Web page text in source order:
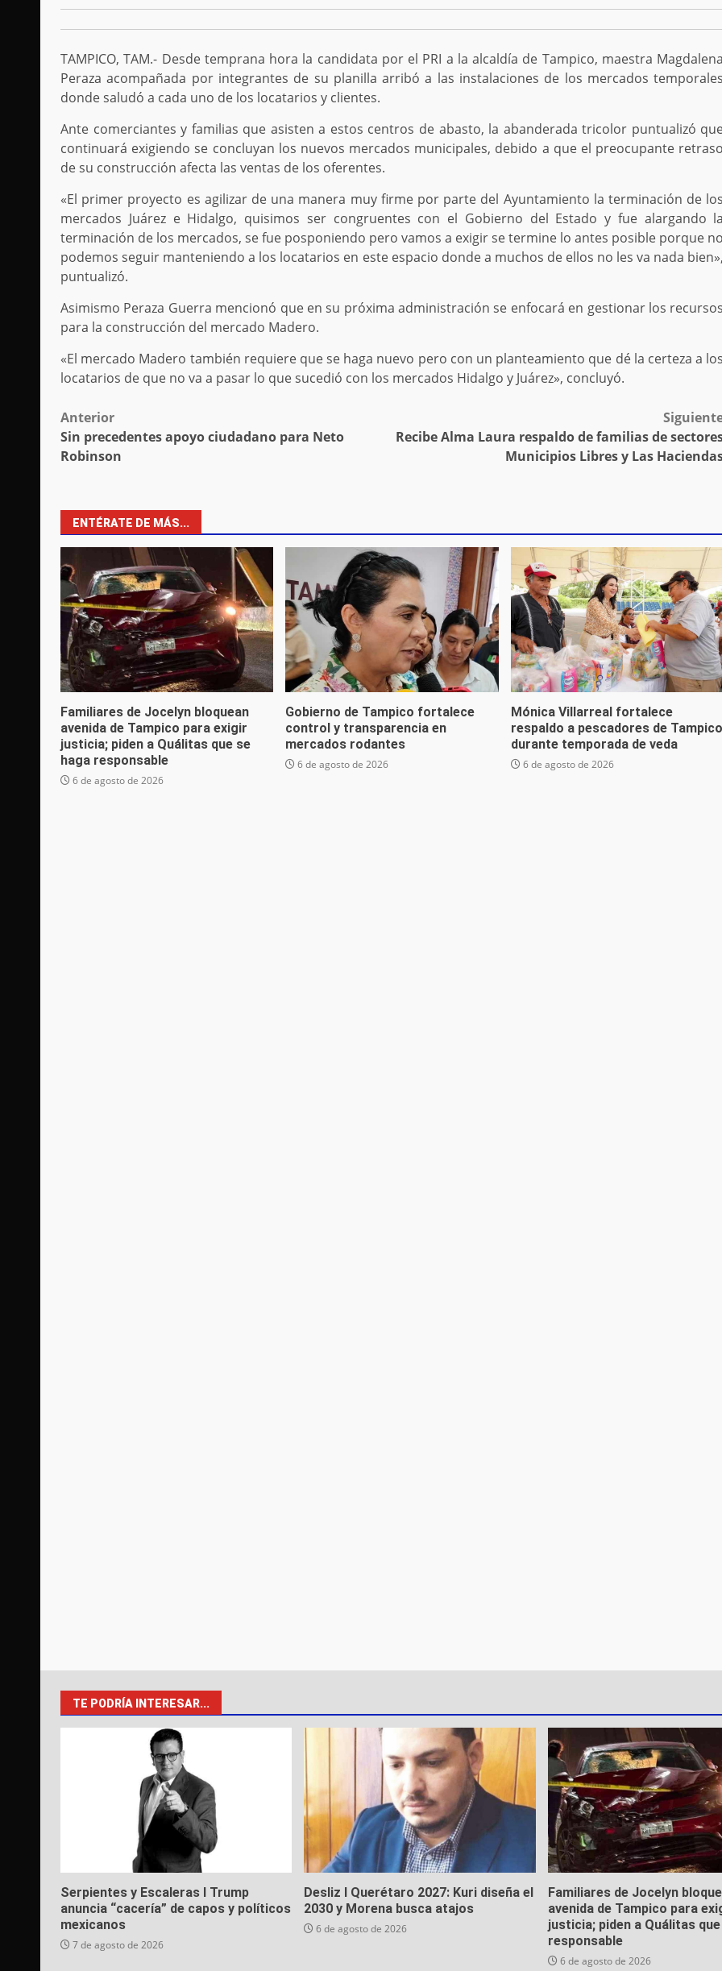
TAMPICO, TAM.- Desde temprana hora la candidata por el PRI a la alcaldía de Tampico, maestra
Peraza acompañada por integrantes de su planilla arribó a las instalaciones de los mercados
donde saludó a cada uno de los locatarios y clientes.
Ante comerciantes y familias que asisten a estos centros de abasto, la abanderada tricolor puntualizó
continuará exigiendo se concluyan los nuevos mercados municipales, debido a que el preocupante
de su construcción afecta las ventas de los oferentes.
«El primer proyecto es agilizar de una manera muy firme por parte del Ayuntamiento la terminación de
mercados Juárez e Hidalgo, quisimos ser congruentes con el Gobierno del Estado y fue alargando
terminación de los mercados, se fue posponiendo pero vamos a exigir se termine lo antes posible porque
podemos seguir manteniendo a los locatarios en este espacio donde a muchos de ellos no les va nada
puntualizó.
Asimismo Peraza Guerra mencionó que en su próxima administración se enfocará en gestionar los
para la construcción del mercado Madero.
«El mercado Madero también requiere que se haga nuevo pero con un planteamiento que dé la certeza a
locatarios de que no va a pasar lo que sucedió con los mercados Hidalgo y Juárez», concluyó.
Post
navigation
Anterior
Sin precedentes apoyo ciudadano para Neto
Robinson
Recibe Alma Laura respaldo de familias de
Municipios Libres y Las
ENTÉRATE DE MÁS...
Familiares de Jocelyn bloquean
avenida de Tampico para exigir
justicia; piden a Quálitas que se
haga responsable
6 de agosto de 2026
Gobierno de Tampico fortalece
control y transparencia en
mercados rodantes
6 de agosto de 2026
Mónica Villarreal fortalece
respaldo a pescadores de Tampico
durante temporada de veda
6 de agosto de 2026
TE PODRÍA INTERESAR...
Serpientes y Escaleras I Trump
anuncia “cacería” de capos y políticos
mexicanos
7 de agosto de 2026
Desliz I Querétaro 2027: Kuri diseña el
2030 y Morena busca atajos
6 de agosto de 2026
Familiares de Jocelyn
avenida de Tampico para
justicia; piden a Quálitas
responsable
6 de agosto de 2026